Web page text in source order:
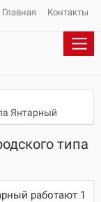
Главная Контакты
Янтарный
типа
работают 1